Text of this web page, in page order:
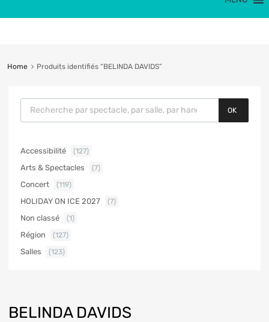
Home Produits identifiés “BELINDA DAVIDS”
BELINDA DAVIDS
OK
Accessibilité (127)
Arts & Spectacles (7)
Concert (119)
HOLIDAY ON ICE 2027 (7)
Non classé (1)
Région (127)
Salles (123)